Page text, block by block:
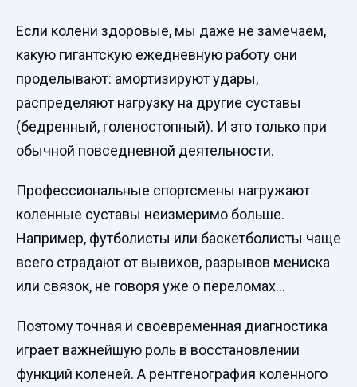
Если колени здоровые, мы даже не замечаем,
какую гигантскую ежедневную работу они
проделывают: амортизируют удары,
распределяют нагрузку на другие суставы
(бедренный, голеностопный). И это только при
обычной повседневной деятельности.
Профессиональные спортсмены нагружают
коленные суставы неизмеримо больше.
Например, футболисты или баскетболисты чаще
всего страдают от вывихов, разрывов мениска
или связок, не говоря уже о переломах…
Поэтому точная и своевременная диагностика
играет важнейшую роль в восстановлении
функций коленей. А рентгенография коленного